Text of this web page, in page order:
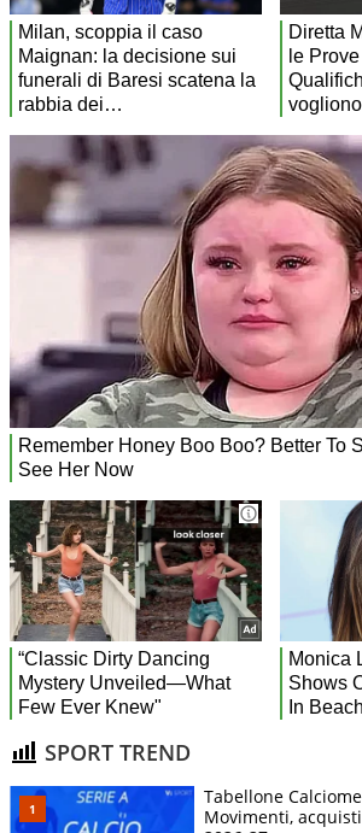
SPORT TREND
Tabellone
Movimenti,